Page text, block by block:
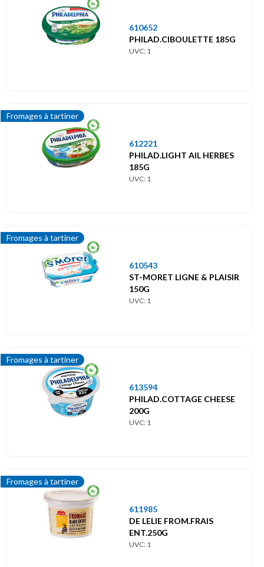
610652
PHILAD.CIBOULETTE 185G
UVC: 1
Fromages à tartiner
612221
PHILAD.LIGHT AIL HERBES
185G
UVC: 1
Fromages à tartiner
610543
ST-MORET LIGNE & PLAISIR
150G
UVC: 1
Fromages à tartiner
613594
PHILAD.COTTAGE CHEESE
200G
UVC: 1
Fromages à tartiner
611985
DE LELIE FROM.FRAIS
ENT.250G
UVC: 1